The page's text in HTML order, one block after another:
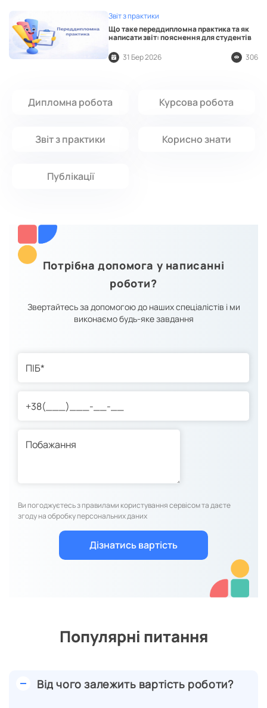
Звіт з практики
Що таке переддипломна практика та як
написати звіт: пояснення для студентів
31 Бер 2026
306
Дипломна робота Курсова робота
Звіт з практики Корисно знати
Публікації
Потрібна допомога у написанні
роботи?
Звертайтесь за допомогою до наших спеціалістів і ми
виконаємо будь-яке завдання
Ви погоджуєтесь з правилами користування сервісом та даєте
згоду на обробку персональних даних
Популярні питання
Від чого залежить вартість роботи?